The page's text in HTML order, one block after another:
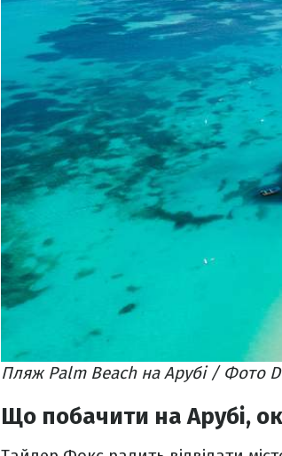
Пляж Palm Beach на Арубі / Фото
Що побачити на Арубі,